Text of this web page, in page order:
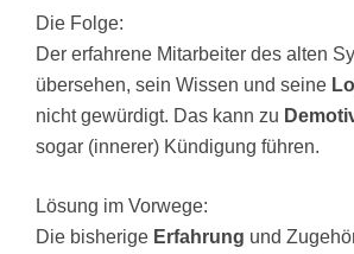
Die Folge:
Der erfahrene Mitarbeiter des alten
übersehen, sein Wissen und seine
nicht gewürdigt. Das kann zu
sogar (innerer) Kündigung führen.
Lösung im Vorwege:
Die bisherige Erfahrung und